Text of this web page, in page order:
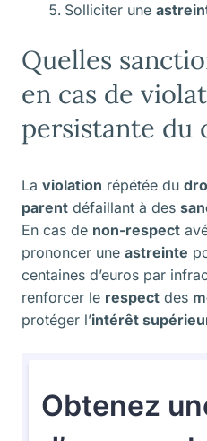
Solliciter une
Quelles
en cas de
persistante du
La violation répétée du
parent défaillant à des
En cas de non-respect
prononcer une astreinte
centaines d’euros par
renforcer le respect des
protéger l’intérêt